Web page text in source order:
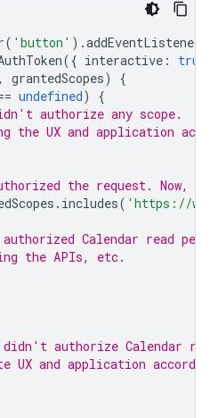
( 'button' ).addEventListener
({ interactive : true
, grantedScopes)
{
undefined)
{
authorize any scope.
the UX and application
the request. Now,
. includes( 'https://
Calendar read
the APIs, etc.
authorize Calendar
UX and application